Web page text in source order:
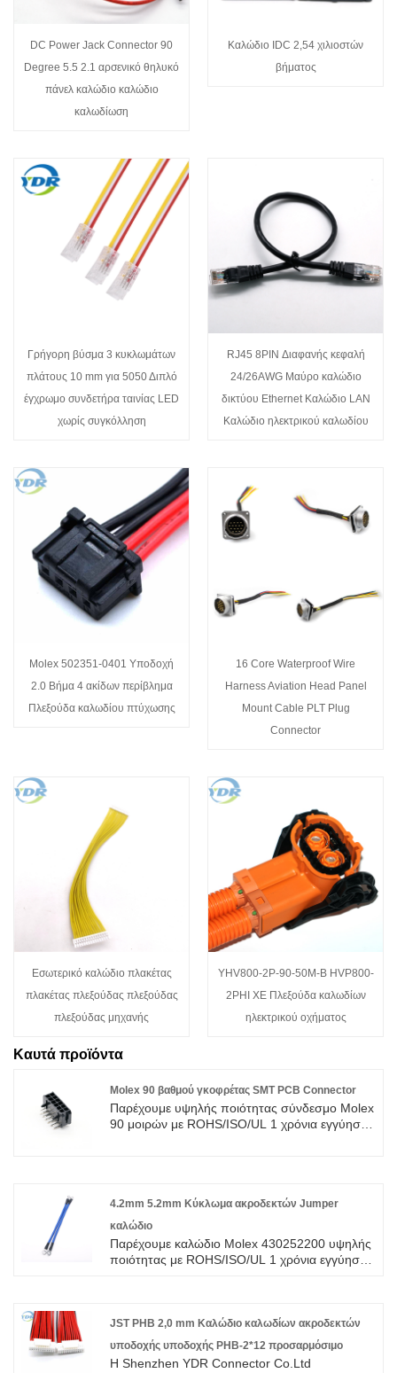
DC Power Jack Connector 90
Degree 5.5 2.1 αρσενικό θηλυκό
πάνελ καλώδιο καλώδιο
καλωδίωση
Καλώδιο IDC 2,54 χιλιοστών
βήματος
Γρήγορη βύσμα 3 κυκλωμάτων
πλάτους 10 mm για 5050 Διπλό
έγχρωμο συνδετήρα ταινίας LED
χωρίς συγκόλληση
RJ45 8PIN Διαφανής κεφαλή
24/26AWG Μαύρο καλώδιο
δικτύου Ethernet Καλώδιο LAN
Καλώδιο ηλεκτρικού καλωδίου
Molex 502351-0401 Υποδοχή
2.0 Βήμα 4 ακίδων περίβλημα
Πλεξούδα καλωδίου πτύχωσης
16 Core Waterproof Wire
Harness Aviation Head Panel
Mount Cable PLT Plug
Connector
Εσωτερικό καλώδιο πλακέτας
πλακέτας πλεξούδας πλεξούδας
πλεξούδας μηχανής
YHV800-2P-90-50M-B HVP800-
2PHI XE Πλεξούδα καλωδίων
ηλεκτρικού οχήματος
Καυτά προϊόντα
Molex 90 βαθμού γκοφρέτας SMT PCB Connector
Παρέχουμε υψηλής ποιότητας σύνδεσμο Molex
90 μοιρών με ROHS/ISO/UL 1 χρόνια εγγύηση.
Περιμένουμε να γίνουμε ο μακροπρόθεσμος
συνεργάτης σας στην Κίνα.
4.2mm 5.2mm Κύκλωμα ακροδεκτών Jumper
καλώδιο
Παρέχουμε καλώδιο Molex 430252200 υψηλής
ποιότητας με ROHS/ISO/UL 1 χρόνια εγγύηση.
της Ασίας, της Ευρώπης και της Αμερικής.
Περιμένουμε να γίνουμε ο μακροπρόθεσμος
συνεργάτης σας στην Κίνα.
JST PHB 2,0 mm Καλώδιο καλωδίων ακροδεκτών
υποδοχής υποδοχής PHB-2*12 προσαρμόσιμο
Η Shenzhen YDR Connector Co.Ltd